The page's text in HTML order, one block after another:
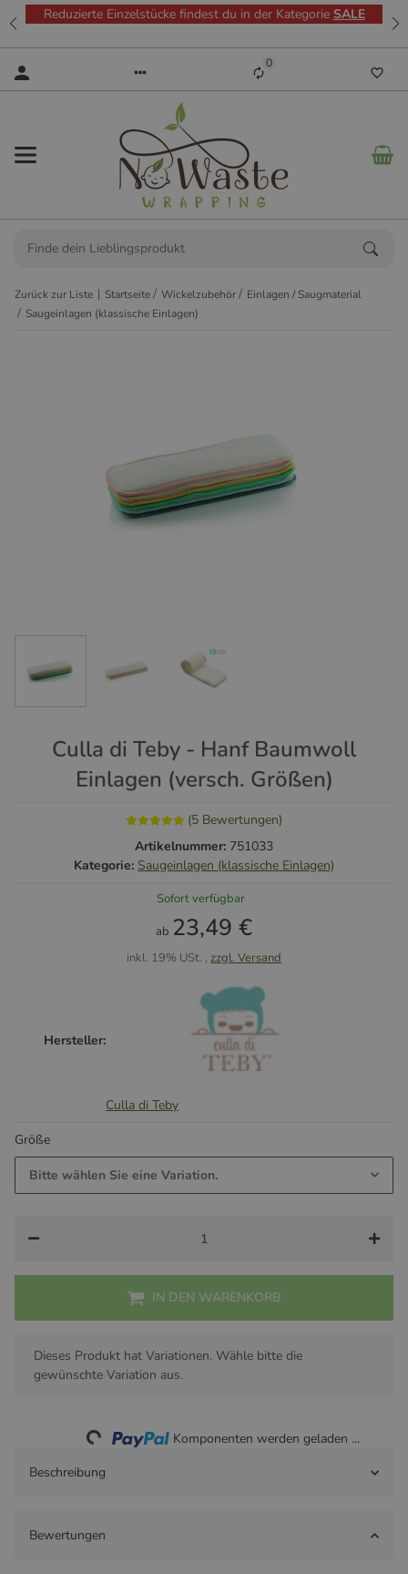
Reduzierte Einzelstücke findest du in der Kategorie SALE
0
Zurück zur Liste Startseite Wickelzubehör
Einlagen / Saugmaterial
Saugeinlagen (klassische Einlagen)
Culla di Teby - Hanf Baumwoll
Einlagen (versch. Größen)
(5 Bewertungen)
Artikelnummer: 751033
Kategorie: Saugeinlagen (klassische Einlagen)
Sofort verfügbar
ab 23,49 €
inkl. 19% USt. , zzgl. Versand
Hersteller:
Culla di Teby
Größe
Bitte wählen Sie eine Variation.
IN DEN WARENKORB
x
Dieses Produkt hat Variationen. Wähle bitte die
gewünschte Variation aus.
Loading...
Komponenten werden geladen ...
Beschreibung
Bewertungen